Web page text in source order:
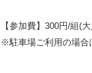
【参加費】300円/組(
※駐車場ご利用の場合